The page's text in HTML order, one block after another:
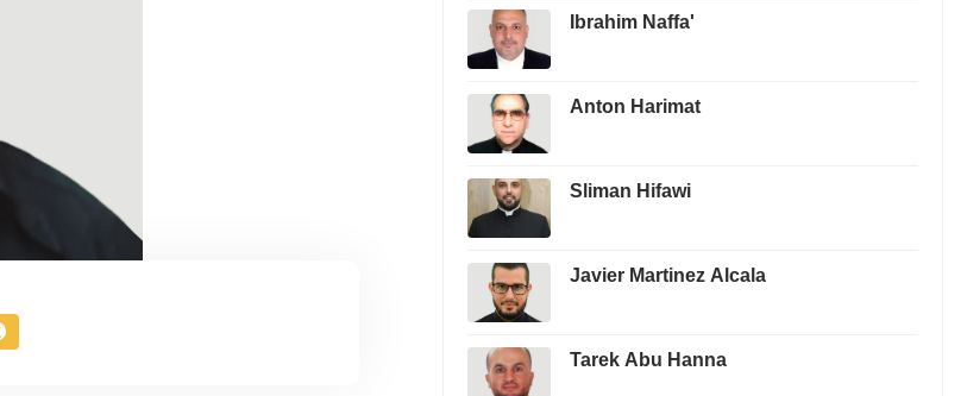
Ibrahim Naffa'
Anton Harimat
Sliman Hifawi
Javier Martinez Alcala
Tarek Abu Hanna